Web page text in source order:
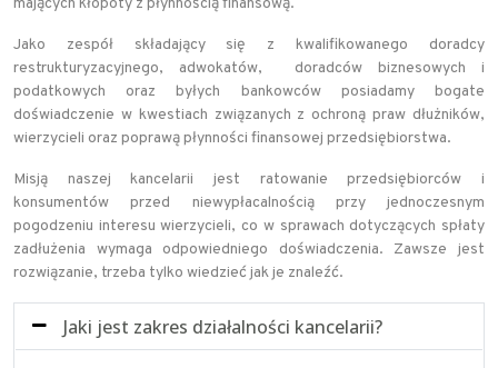
mających kłopoty z płynnością finansową.
Jako zespół składający się z kwalifikowanego doradcy
restrukturyzacyjnego, adwokatów, doradców biznesowych i
podatkowych oraz byłych bankowców posiadamy bogate
doświadczenie w kwestiach związanych z ochroną praw dłużników,
wierzycieli oraz poprawą płynności finansowej przedsiębiorstwa.
Misją naszej kancelarii jest ratowanie przedsiębiorców i
konsumentów przed niewypłacalnością przy jednoczesnym
pogodzeniu interesu wierzycieli, co w sprawach dotyczących spłaty
zadłużenia wymaga odpowiedniego doświadczenia. Zawsze jest
rozwiązanie, trzeba tylko wiedzieć jak je znaleźć.
Jaki jest zakres działalności kancelarii?